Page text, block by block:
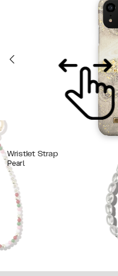
Wristlet Strap
Pearl